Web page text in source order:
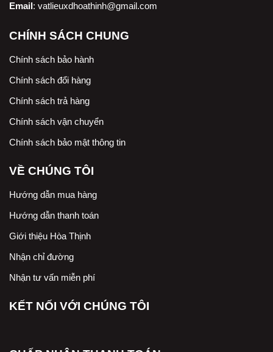
Email: vatlieuxdhoathinh@gmail.com
CHÍNH SÁCH CHUNG
Chính sách bảo hành
Chính sách đổi hàng
Chính sách trả hàng
Chính sách vận chuyển
Chính sách bảo mật thông tin
VỀ CHÚNG TÔI
Hướng dẫn mua hàng
Hướng dẫn thanh toán
Giới thiệu Hòa Thịnh
Nhận chỉ đường
Nhận tư vấn miễn phí
KẾT NỐI VỚI CHÚNG TÔI